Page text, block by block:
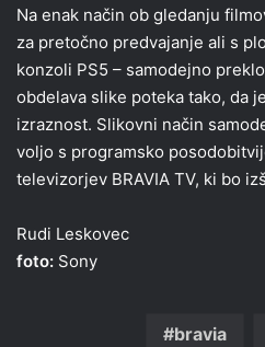
Na enak način ob gledanju
za pretočno predvajanje ali s
konzoli PS5 – samodejno
obdelava slike poteka tako, da
izraznost. Slikovni način
voljo s programsko
televizorjev BRAVIA TV, ki bo
Rudi Leskovec
foto: Sony
bravia